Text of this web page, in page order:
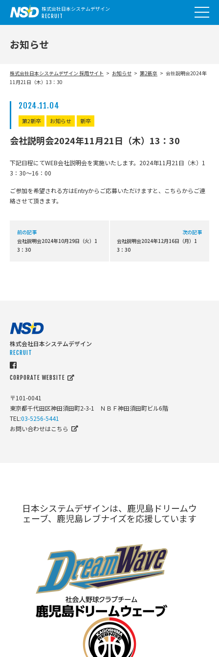
株式会社日本システムデザイン
RECRUIT
お知らせ
株式会社日本システムデザイン 採用サイト お知らせ 第2新卒
会社説明会2024年
11月21日（木）13：30
2024.11.04
第2新卒 お知らせ 新卒
会社説明会2024年11月21日（木）13：30
下記日程にてWEB会社説明会を実施いたします。2024年11月21日（木）1
3：30～16：00
ご参加を希望される方はEntryからご応募いただけますと、こちらからご連
絡させて頂きます。
前の記事
会社説明会2024年10月29日（火）1
3：30
次の記事
会社説明会2024年12月16日（月）1
3：30
株式会社日本システムデザイン
RECRUIT
CORPORATE WEBSITE
〒101-0041
東京都千代田区神田須田町2-3-1 ＮＢＦ神田須田町ビル6階
TEL:03-5256-5441
お問い合わせはこちら
日本システムデザインは、鹿児島ドリームウ
ェーブ、鹿児島レブナイズを応援しています